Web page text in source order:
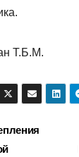
Т.Б.М.